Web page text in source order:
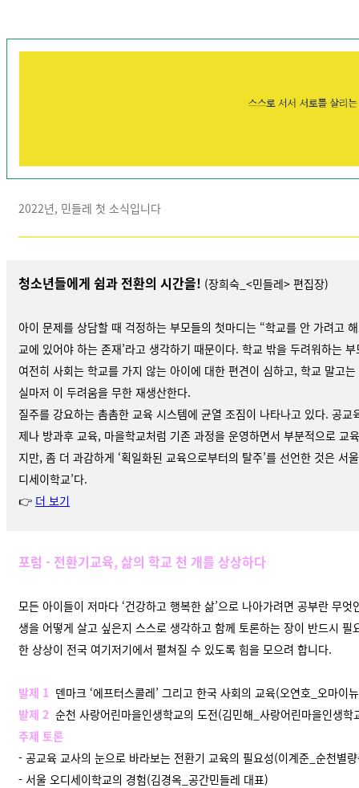
2022년, 민들레 첫 소식입니다
청소년들에게 쉼과 전환의 시간을! (장희숙_<민들레> 편집장)
아이 문제를 상담할 때 걱정하는 부모들의 첫마디는 “학교를 안 가려고
교에 있어야 하는 존재’라고 생각하기 때문이다. 학교 밖을 두려워하는
여전히 사회는 학교를 가지 않는 아이에 대한 편견이 심하고, 학교 말고
실마저 이 두려움을 무한 재생산한다.
질주를 강요하는 촘촘한 교육 시스템에 균열 조짐이 나타나고 있다. 공
제나 방과후 교육, 마을학교처럼 기존 과정을 운영하면서 부분적으로 교
지만, 좀 더 과감하게 ‘획일화된 교육으로부터의 탈주’를 선언한 것은 서
디세이학교’다.
👉 더 보기
포럼 - 전환기교육, 삶의 학교 천 개를 상상하다
모든 아이들이 저마다 ‘건강하고 행복한 삶’으로 나아가려면 공부란 무
생을 어떻게 살고 싶은지 스스로 생각하고 함께 토론하는 장이 반드시 필
한 상상이 전국 여기저기에서 펼쳐질 수 있도록 힘을 모으려 합니다.
발제 1 덴마크 ‘에프터스콜레’ 그리고 한국 사회의 교육(오연호_오마이
발제 2 순천 사랑어린마을인생학교의 도전(김민해_사랑어린마을인생학
주제 토론
- 공교육 교사의 눈으로 바라보는 전환기 교육의 필요성(이계준_순천별
- 서울 오디세이학교의 경험(김경옥_공간민들레 대표)